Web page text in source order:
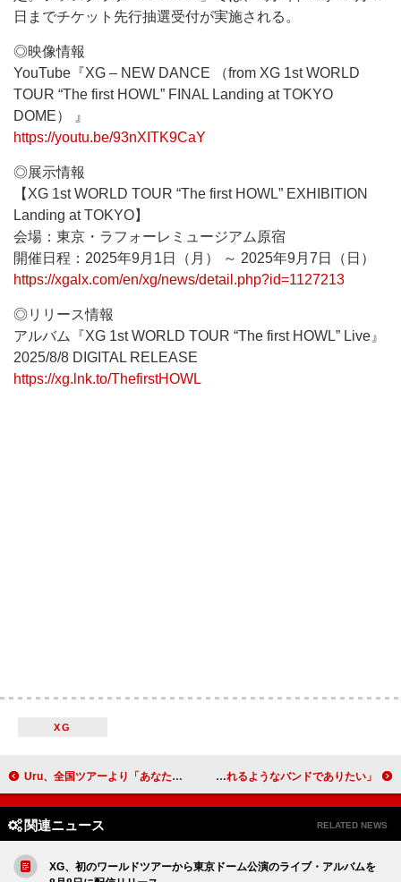
日までチケット先行抽選受付が実施される。
◎映像情報
YouTube『XG – NEW DANCE （from XG 1st WORLD
TOUR “The first HOWL” FINAL Landing at TOKYO
DOME） 』
https://youtu.be/93nXITK9CaY
◎展示情報
【XG 1st WORLD TOUR “The first HOWL” EXHIBITION
Landing at TOKYO】
会場：東京・ラフォーレミュージアム原宿
開催日程：2025年9月1日（月） ～ 2025年9月7日（日）
https://xgalx.com/en/xg/news/detail.php?id=1127213
◎リリース情報
アルバム『XG 1st WORLD TOUR “The first HOWL” Live』
2025/8/8 DIGITAL RELEASE
https://xg.lnk.to/ThefirstHOWL
XG
Uru、全国ツアーより「あなたがいることで」ライブ映像を公開 Saucy Dog、ホールツアー東京公演のライブレポートが到着 「あなたの心の容量を広げられるようなバンドでありたい」
関連ニュース RELATED NEWS
XG、初のワールドツアーから東京ドーム公演のライブ・アルバムを